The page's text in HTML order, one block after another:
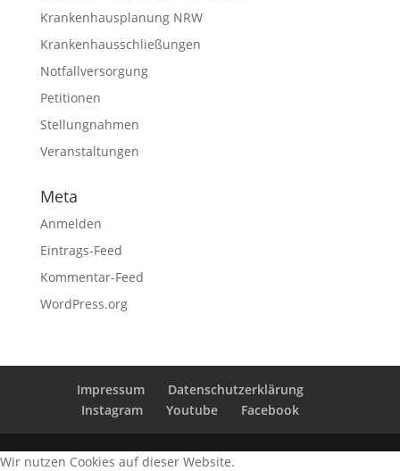
Krankenhausplanung NRW
Krankenhausschließungen
Notfallversorgung
Petitionen
Stellungnahmen
Veranstaltungen
Meta
Anmelden
Eintrags-Feed
Kommentar-Feed
WordPress.org
Impressum
Datenschutzerklärung
Instagram
Youtube Facebook
Wir nutzen Cookies auf dieser Website.